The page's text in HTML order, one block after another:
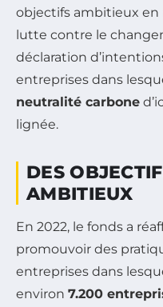
objectifs ambitieux
lutte contre le
déclaration
entreprises dans
neutralité carbone
lignée.
DES
AMBITIEUX
En 2022, le fonds a
promouvoir des
entreprises dans
environ 7.200